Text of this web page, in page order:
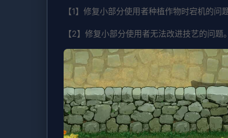
【1】修复小部分使用者种植作物时宕机的问
【2】修复小部分使用者无法改进技艺的问题